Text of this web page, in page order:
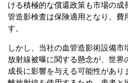
ける積極的な償還政策も市場の成
管造影検査は保険適用となり、費
す。
しかし、当社の血管造影術設備市
放射線被曝に関する懸念が、世界
成長に影響を与える可能性があり